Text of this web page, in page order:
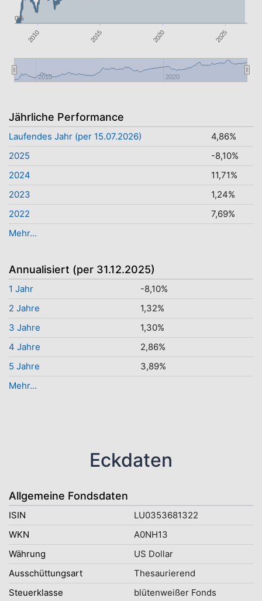
2010 2015 2020 2025
2010 2020
0%
Jährliche Performance
Laufendes Jahr (per 15.07.2026)
4,86%
2025
-8,10%
2024
11,71%
2023
1,24%
2022
7,69%
Mehr...
Annualisiert (per 31.12.2025)
1 Jahr
-8,10%
2 Jahre
1,32%
3 Jahre
1,30%
4 Jahre
2,86%
5 Jahre
3,89%
Mehr...
Eckdaten
Allgemeine Fondsdaten
ISIN
LU0353681322
WKN
A0NH13
Währung
US Dollar
Ausschüttungsart
Thesaurierend
Steuerklasse
blütenweißer Fonds